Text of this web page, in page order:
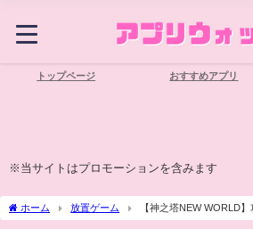
トップページ おすすめアプリ
※当サイトはプロモーションを含みます
ホーム 放置ゲーム
【神之塔NEW WORLD
ギフトコードはある？